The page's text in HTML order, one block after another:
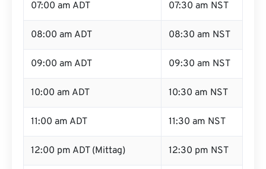
07:00 am ADT 07:30 am NST
08:00 am ADT 08:30 am NST
09:00 am ADT 09:30 am NST
10:00 am ADT 10:30 am NST
11:00 am ADT 11:30 am NST
12:00 pm ADT (Mittag) 12:30 pm NST